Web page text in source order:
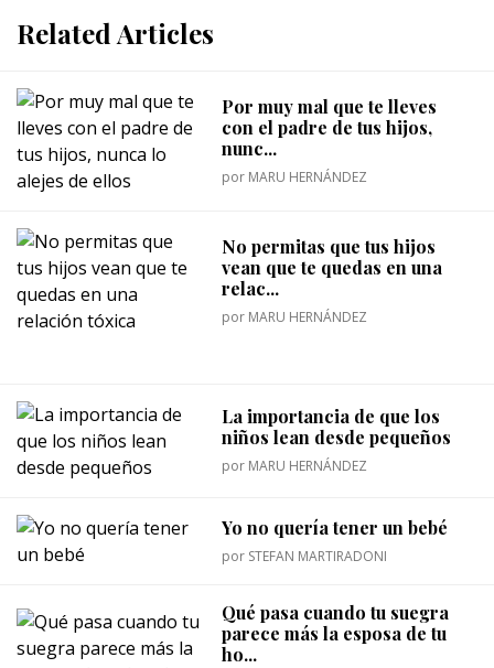
Related Articles
Por muy mal que te lleves
con el padre de tus hijos,
nunc...
por MARU HERNÁNDEZ
No permitas que tus hijos
vean que te quedas en una
relac...
por MARU HERNÁNDEZ
La importancia de que los
niños lean desde pequeños
por MARU HERNÁNDEZ
Yo no quería tener un bebé
por STEFAN MARTIRADONI
Qué pasa cuando tu suegra
parece más la esposa de tu
ho...